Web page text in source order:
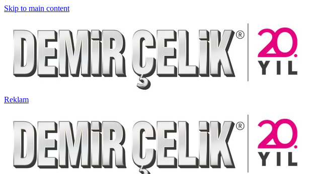
Skip to main content
Reklam